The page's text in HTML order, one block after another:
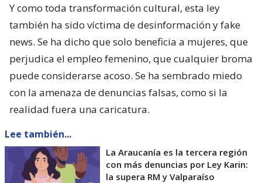
Y como toda transformación cultural, esta ley
también ha sido víctima de desinformación y fake
news. Se ha dicho que solo beneficia a mujeres, que
perjudica el empleo femenino, que cualquier broma
puede considerarse acoso. Se ha sembrado miedo
con la amenaza de denuncias falsas, como si la
realidad fuera una caricatura.
Lee también...
La Araucanía es la tercera región
con más denuncias por Ley Karin:
la supera RM y Valparaíso